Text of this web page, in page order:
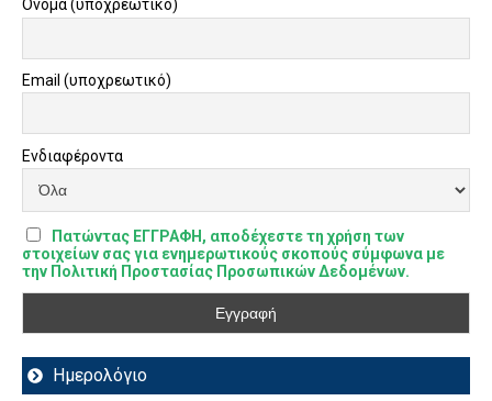
Όνομα (υποχρεωτικό)
Email (υποχρεωτικό)
Ενδιαφέροντα
Πατώντας ΕΓΓΡΑΦΗ, αποδέχεστε τη χρήση των
στοιχείων σας για ενημερωτικούς σκοπούς σύμφωνα με
την Πολιτική Προστασίας Προσωπικών Δεδομένων.
Ημερολόγιο